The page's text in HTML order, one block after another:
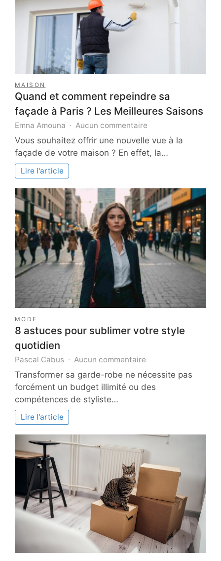
MAISON
Quand et comment repeindre sa
façade à Paris ? Les Meilleures Saisons
Emna Amouna Aucun commentaire
Quand
et
comment
façade
à
Paris
?
Les
Meilleures
Saisons
​Vous souhaitez offrir une nouvelle vue à la
façade de votre maison ? En effet, la…
Lire l'article
MODE
8 astuces pour sublimer votre style
quotidien
Pascal Cabus Aucun commentaire
8
astuces
pour
quotidien
Transformer sa garde-robe ne nécessite pas
forcément un budget illimité ou des
compétences de styliste…
Lire l'article